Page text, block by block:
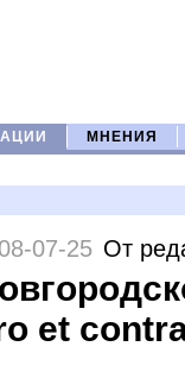
МНЕНИЯ
07-25 От
et